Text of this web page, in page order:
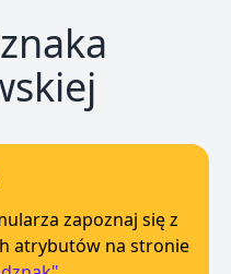
zapoznaj się z
atrybutów na stronie